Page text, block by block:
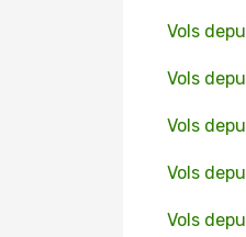
Vols
Vols
Vols
Vols
Vols